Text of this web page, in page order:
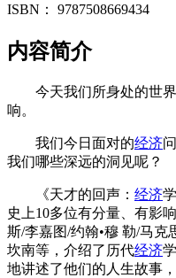
ISBN：
9787508669434
内容简介
今天我们所身处的世
响。
我们今日面对的经济
我们哪些深远的洞见呢？
《天才的回声： 经济
史上10多位有分量、有影
斯/李嘉图/约翰•穆 勒/马克
坎南等，介绍了历代经济
地讲述了他们的人生故事